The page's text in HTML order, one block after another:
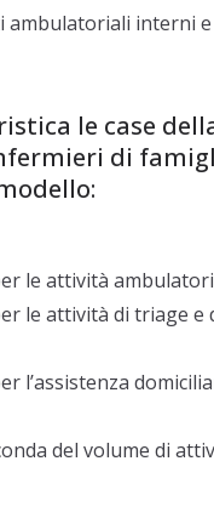
interni
le case
di
le attività
le attività di triage e
l’assistenza
del volume di